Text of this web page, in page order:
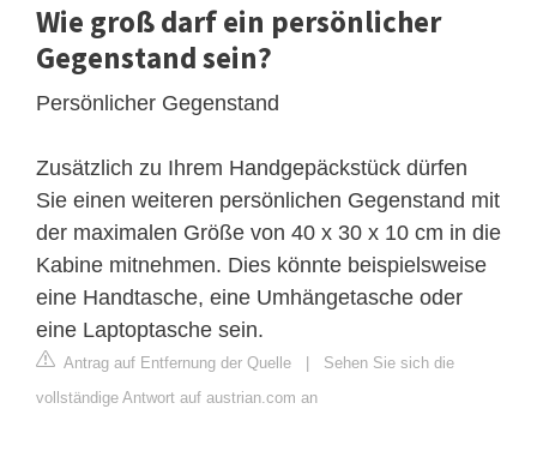
Wie groß darf ein persönlicher
Gegenstand sein?
Persönlicher Gegenstand
Zusätzlich zu Ihrem Handgepäckstück dürfen
Sie einen weiteren persönlichen Gegenstand mit
der maximalen Größe von 40 x 30 x 10 cm in die
Kabine mitnehmen. Dies könnte beispielsweise
eine Handtasche, eine Umhängetasche oder
eine Laptoptasche sein.
Antrag auf Entfernung der Quelle | Sehen Sie sich die
vollständige Antwort auf austrian.com an